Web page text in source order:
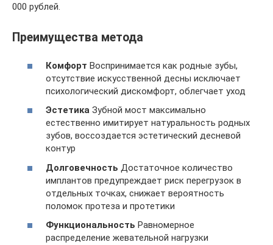
000 рублей.
Преимущества метода
Комфорт Воспринимается как родные зубы,
отсутствие искусственной десны исключает
психологический дискомфорт, облегчает уход
Эстетика Зубной мост максимально
естественно имитирует натуральность родных
зубов, воссоздается эстетический десневой
контур
Долговечность Достаточное количество
имплантов предупреждает риск перегрузок в
отдельных точках, снижает вероятность
поломок протеза и протетики
Функциональность Равномерное
распределение жевательной нагрузки